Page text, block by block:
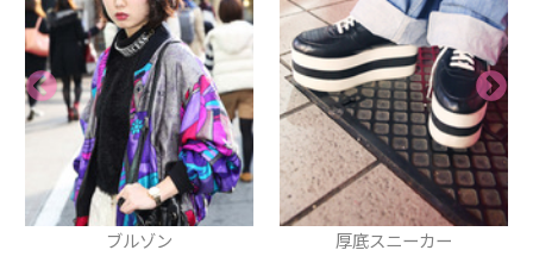
厚底スニーカー ハイソックス